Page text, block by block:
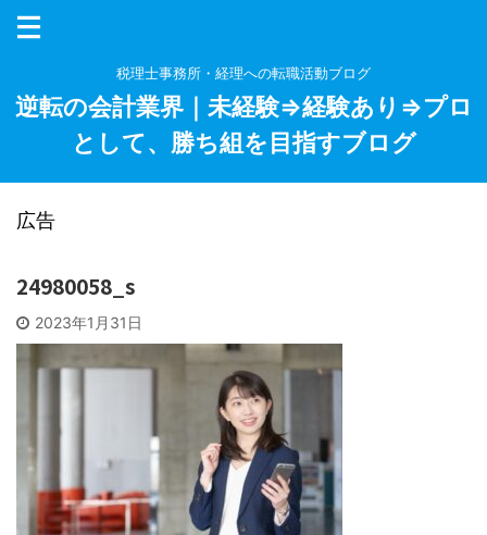
税理士事務所・経理への転職活動ブログ
逆転の会計業界｜未経験⇒経験あり⇒プロ
として、勝ち組を目指すブログ
広告
24980058_s
2023年1月31日